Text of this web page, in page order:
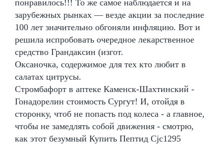
понравилось!!! То же самое наблюдается и на
зарубежных рынках — везде акции за последние
100 лет значительно обгоняли инфляцию. Вот и
решила испробовать очередное лекарственное
средство Грандаксин (изгот.
Оксаночка, содержимое для тех кто любит в
салатах цитрусы.
Стромбафорт в аптеке Каменск-Шахтинский -
Гонадорелин стоимость Сургут! И, отойдя в
сторонку, чтоб не попасть под колеса - а главное,
чтобы не замедлять собой движения - смотрю,
как этот безумный Купить Пептид Cjc1295